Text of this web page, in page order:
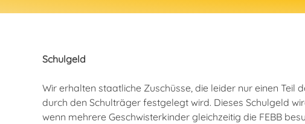
Schulgeld
Wir erhalten staatliche Zuschüsse, die leider nur einen
durch den Schulträger festgelegt wird. Dieses Schulgeld
wenn mehrere Geschwisterkinder gleichzeitig die FEBB